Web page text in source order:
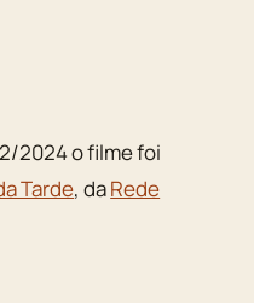
2024 o filme foi
Tarde, daRede